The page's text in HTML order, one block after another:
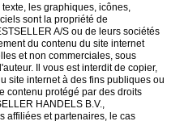
les graphiques, icônes,
sont la propriété de
A/S ou de leurs sociétés
du contenu du site internet
et non commerciales, sous
Il vous est interdit de copier,
site internet à des fins publiques ou
contenu protégé par des droits
HANDELS B.V.,
affiliées et partenaires, le cas